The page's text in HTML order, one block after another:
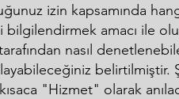
izin kapsamında
amacı ile
nasıl
belirtilmiştir.
"Hizmet" olarak